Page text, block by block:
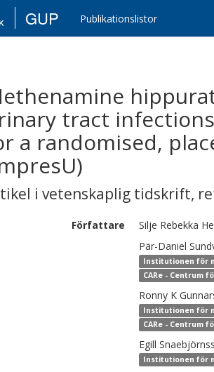
GUP Publikationslistor
tract
a randomised,
i vetenskaplig tidskrift,
Författare Silje Rebekka
Pär-Daniel
Institutionen för
CARe - Centrum
Ronny K
Institutionen för
CARe - Centrum
Egill
Institutionen för